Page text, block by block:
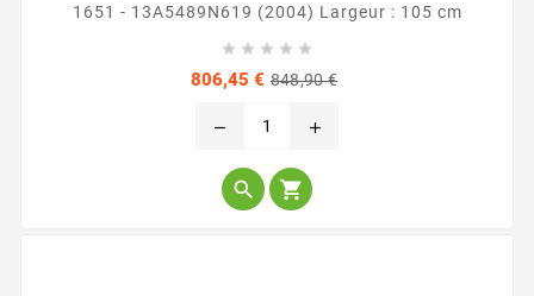
1651 - 13A5489N619 (2004) Largeur : 105 cm
    
806,45 € 848,90 €
remove add
 